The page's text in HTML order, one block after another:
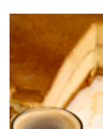
Reteta tort ecler.